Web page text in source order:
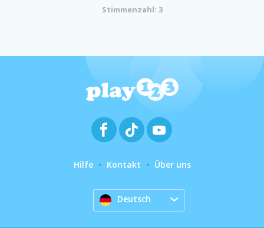
Stimmenzahl: 3
Hilfe Kontakt Über uns
Deutsch